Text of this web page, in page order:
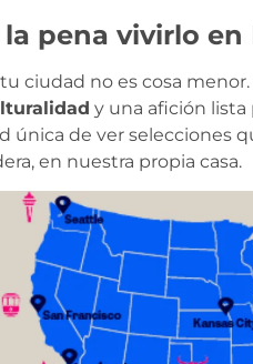
la pena vivirlo en
ciudad no es cosa
y una afición lista
única de ver selecciones
en nuestra propia casa.